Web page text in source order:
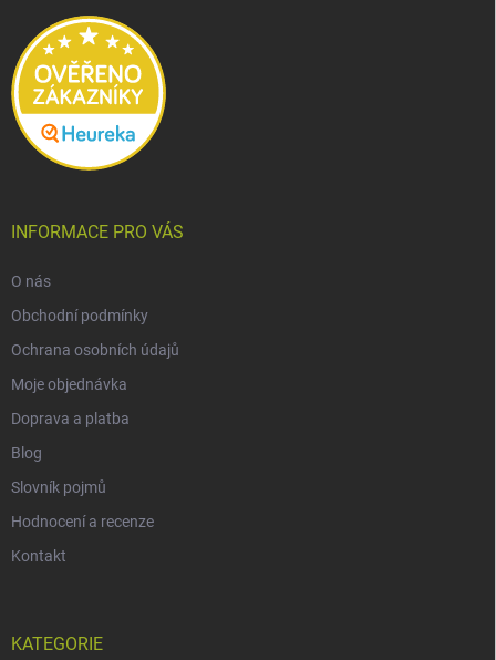
INFORMACE PRO VÁS
O nás
Obchodní podmínky
Ochrana osobních údajů
Moje objednávka
Doprava a platba
Blog
Slovník pojmů
Hodnocení a recenze
Kontakt
KATEGORIE